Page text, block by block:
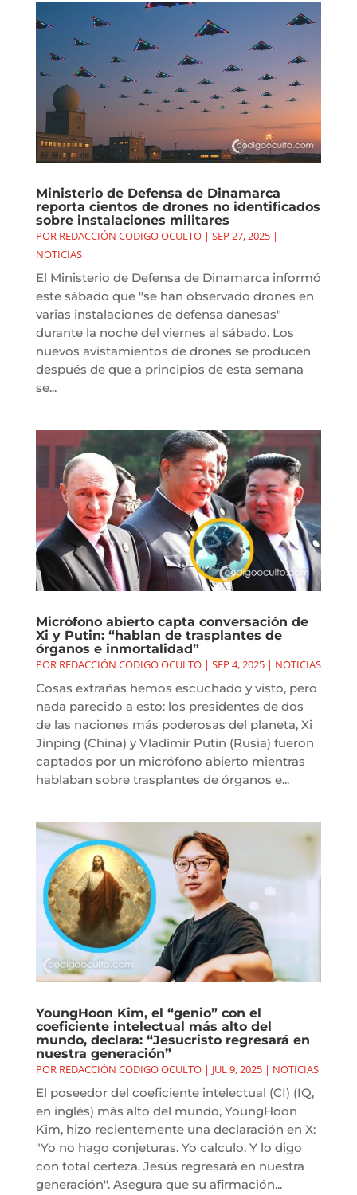
Ministerio de Defensa de Dinamarca
reporta cientos de drones no identificados
sobre instalaciones militares
POR REDACCIÓN CODIGO OCULTO| SEP 27, 2025|
NOTICIAS
El Ministerio de Defensa de Dinamarca informó
este sábado que "se han observado drones en
varias instalaciones de defensa danesas"
durante la noche del viernes al sábado. Los
nuevos avistamientos de drones se producen
después de que a principios de esta semana
se...
Micrófono abierto capta conversación de
Xi y Putin: “hablan de trasplantes de
órganos e inmortalidad”
POR REDACCIÓN CODIGO OCULTO| SEP 4, 2025| NOTICIAS
Cosas extrañas hemos escuchado y visto, pero
nada parecido a esto: los presidentes de dos
de las naciones más poderosas del planeta, Xi
Jinping (China) y Vladímir Putin (Rusia) fueron
captados por un micrófono abierto mientras
hablaban sobre trasplantes de órganos e...
YoungHoon Kim, el “genio” con el
coeficiente intelectual más alto del
mundo, declara: “Jesucristo regresará en
nuestra generación”
POR REDACCIÓN CODIGO OCULTO| JUL 9, 2025| NOTICIAS
El poseedor del coeficiente intelectual (CI) (IQ,
en inglés) más alto del mundo, YoungHoon
Kim, hizo recientemente una declaración en X:
"Yo no hago conjeturas. Yo calculo. Y lo digo
con total certeza. Jesús regresará en nuestra
generación". Asegura que su afirmación...